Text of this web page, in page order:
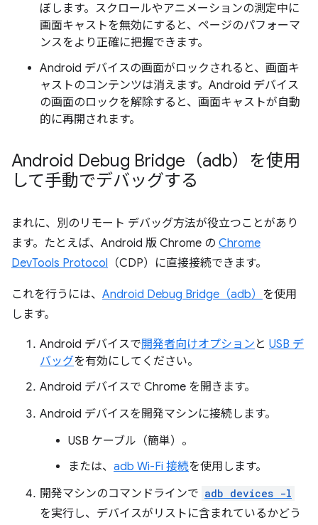
ぼします。スクロールやアニメーションの測定中に
画面キャストを無効にすると、ページのパフォーマ
ンスをより正確に把握できます。
Android デバイスの画面がロックされると、画面キ
ャストのコンテンツは消えます。Android デバイス
の画面のロックを解除すると、画面キャストが自動
的に再開されます。
Android Debug Bridge（adb）を使用
して手動でデバッグする
まれに、別のリモート デバッグ方法が役立つことがあり
ます。たとえば、Android 版 Chrome の Chrome
DevTools Protocol （CDP）に直接接続できます。
これを行うには、 Android Debug Bridge（adb） を使用
します。
Android デバイスで開発者向けオプション と USB デ
バッグを有効にしてください。
Android デバイスで Chrome を開きます。
Android デバイスを開発マシンに接続します。
USB ケーブル（簡単）。
または、 adb Wi-Fi 接続を使用します。
開発マシンのコマンドラインで adb devices -l
を実行し、デバイスがリストに含まれているかどう